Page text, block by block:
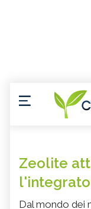
Zeolite
Dal mondo dei